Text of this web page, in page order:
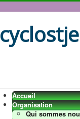
Accueil
Organisation
Qui sommes